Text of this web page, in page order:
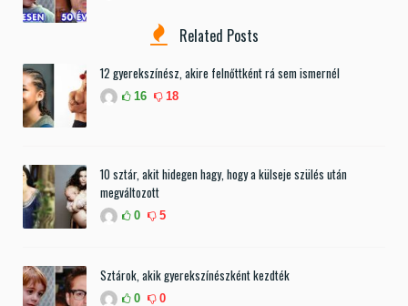
Related Posts
12 gyerekszínész, akire felnőttként rá sem ismernél
16 18
10 sztár, akit hidegen hagy, hogy a külseje szülés után
megváltozott
0 5
Sztárok, akik gyerekszínészként kezdték
0 0